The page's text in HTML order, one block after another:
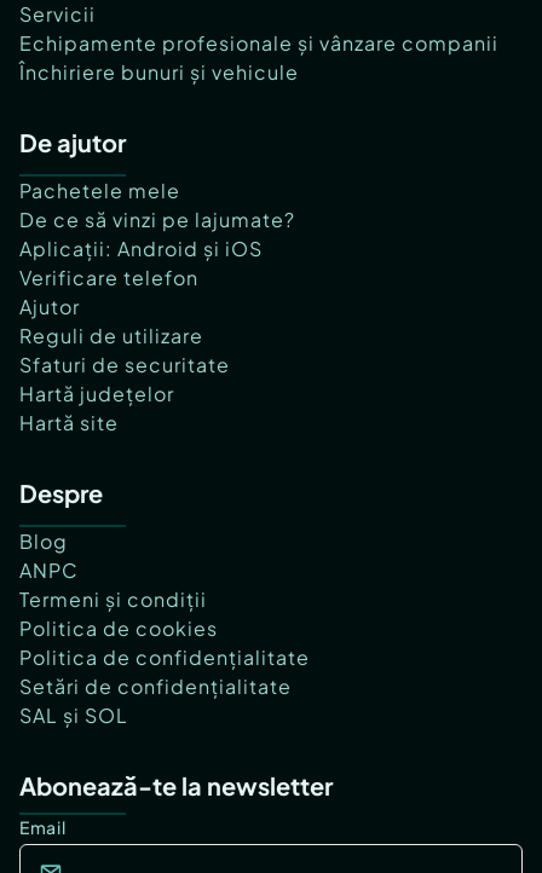
Servicii
Echipamente profesionale și vânzare companii
Închiriere bunuri și vehicule
De ajutor
Pachetele mele
De ce să vinzi pe lajumate?
Aplicații: Android și iOS
Verificare telefon
Ajutor
Reguli de utilizare
Sfaturi de securitate
Hartă județelor
Hartă site
Despre
Blog
ANPC
Termeni și condiții
Politica de cookies
Politica de confidențialitate
Setări de confidențialitate
SAL și SOL
Abonează-te la newsletter
Email